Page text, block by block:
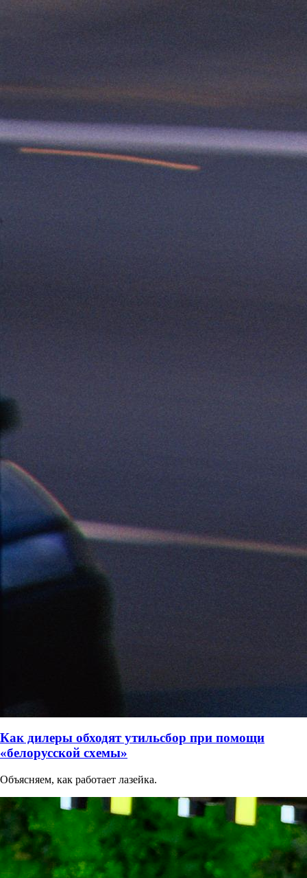
Как дилеры обходят утильсбор при помощи
«белорусской схемы»
Объясняем, как работает лазейка.